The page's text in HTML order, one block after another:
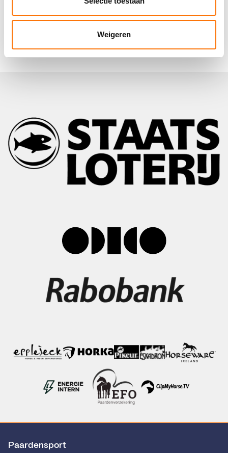
Weigeren
Ik wil KNHS-wedstrijden rijden, welk
lidmaatschap heb ik nodig?
Paardensport